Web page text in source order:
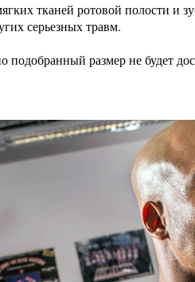
тканей ротовой полости и
серьезных травм.
подобранный размер не будет